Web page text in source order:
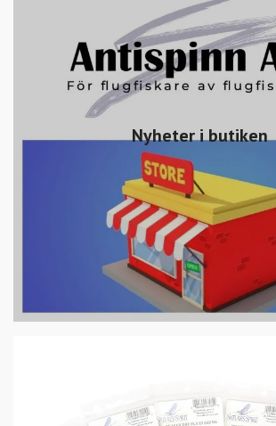
Nyheter i butiken